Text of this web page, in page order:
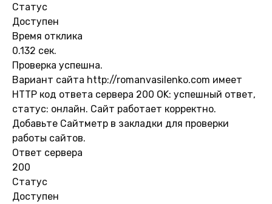
Статус
Доступен
Время отклика
0.132 сек.
Проверка успешна.
Вариант сайта http://romanvasilenko.com имеет
HTTP код ответа сервера 200 OK: успешный ответ,
статус: онлайн. Сайт работает корректно.
Добавьте Сайтметр в закладки для проверки
работы сайтов.
Ответ сервера
200
Статус
Доступен